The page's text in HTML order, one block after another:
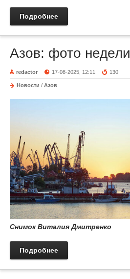
Подробнее
Азов: фото недели
redactor 17-08-2025, 12:11 130
Новости / Азов
Снимок Виталия Дмитренко
Подробнее